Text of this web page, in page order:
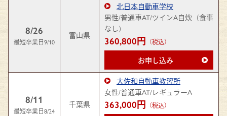
8/26
最短卒業日9/10
富山県
北日本自動車学校
男性/普通車AT/ツインA自炊（食事
なし）
360,800円 （税込）
お申し込み
8/11
最短卒業日8/24
千葉県
大佐和自動車教習所
女性/普通車AT/レギュラーA
363,000円 （税込）